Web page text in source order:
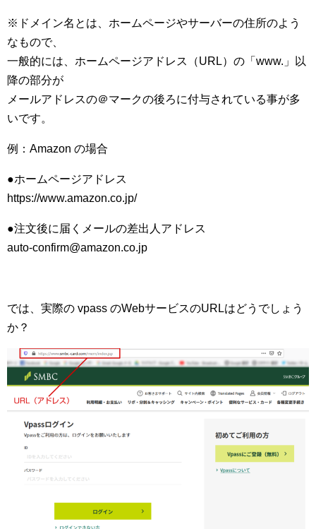
※ドメイン名とは、ホームページやサーバーの住所のよう
なもので、
一般的には、ホームページアドレス（URL）の「www.」以
降の部分が
メールアドレスの＠マークの後ろに付与されている事が多
いです。
例：Amazon の場合
●ホームページアドレス
https://www.amazon.co.jp/
●注文後に届くメールの差出人アドレス
auto-confirm@amazon.co.jp
では、実際の vpass のWebサービスのURLはどうでしょう
か？